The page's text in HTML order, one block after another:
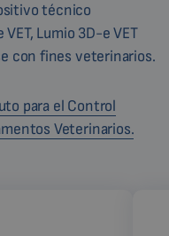
técnico
Lumio 3D-e VET
con fines veterinarios.
para el Control
Veterinarios.